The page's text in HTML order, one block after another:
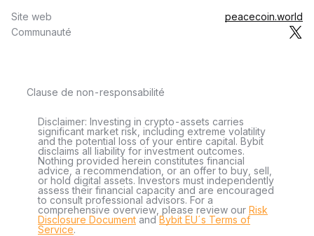
Site web
peacecoin.world
Communauté
Clause de non-responsabilité
Disclaimer: Investing in crypto-assets carries
significant market risk, including extreme volatility
and the potential loss of your entire capital. Bybit
disclaims all liability for investment outcomes.
Nothing provided herein constitutes financial
advice, a recommendation, or an offer to buy, sell,
or hold digital assets. Investors must independently
assess their financial capacity and are encouraged
to consult professional advisors. For a
comprehensive overview, please review our Risk
Disclosure Document andBybit EU´s Terms of
Service.